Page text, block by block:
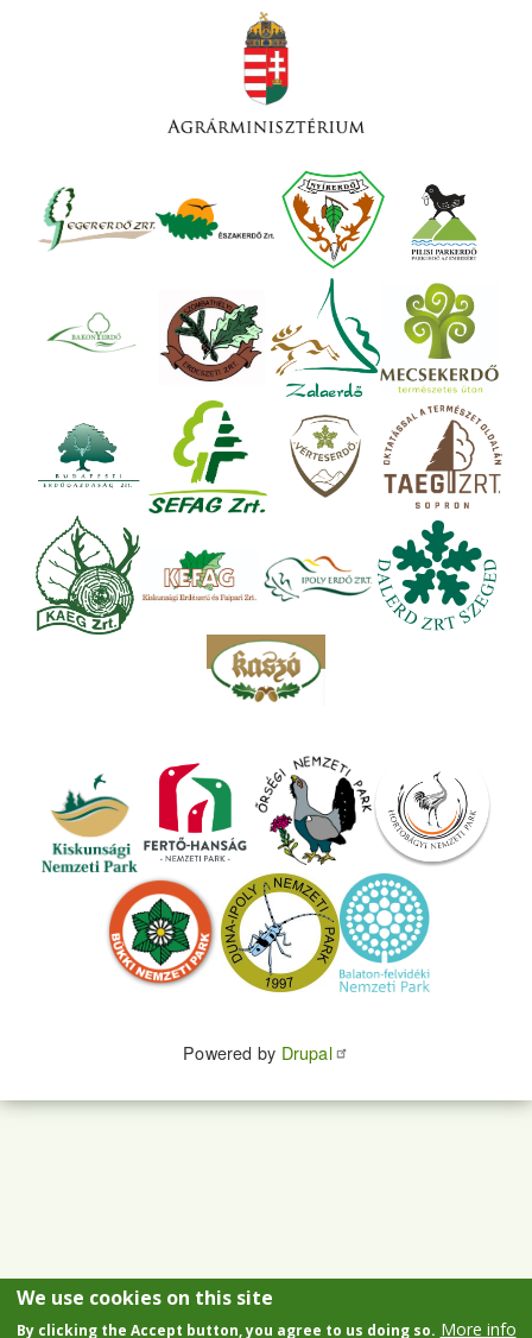
Powered by Drupal
We use cookies on this site
By clicking the Accept button, you agree to us doing so. More info